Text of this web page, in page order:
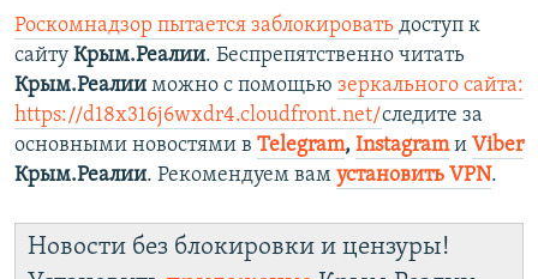
Роскомнадзор пытается заблокировать доступ к
сайту Крым.Реалии. Беспрепятственно читать
Крым.Реалии можно с помощью зеркального сайта:
https://d18x316j6wxdr4.cloudfront.net/следите за
основными новостями в Telegram, Instagramи Viber
Крым.Реалии. Рекомендуем вам установить VPN.
Новости без блокировки и цензуры!